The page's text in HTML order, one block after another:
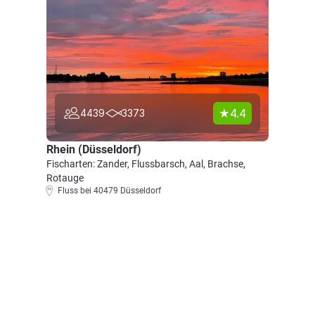
4439 3373 4.4
Rhein (Düsseldorf)
Fischarten: Zander, Flussbarsch, Aal, Brachse,
Rotauge
Fluss bei 40479 Düsseldorf